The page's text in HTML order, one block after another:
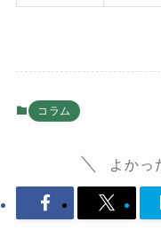
コラム
よかっ